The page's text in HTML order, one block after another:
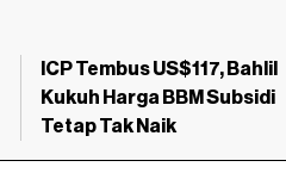
ICP Tembus US$117, Bahlil
Kukuh Harga BBM Subsidi
Tetap Tak Naik